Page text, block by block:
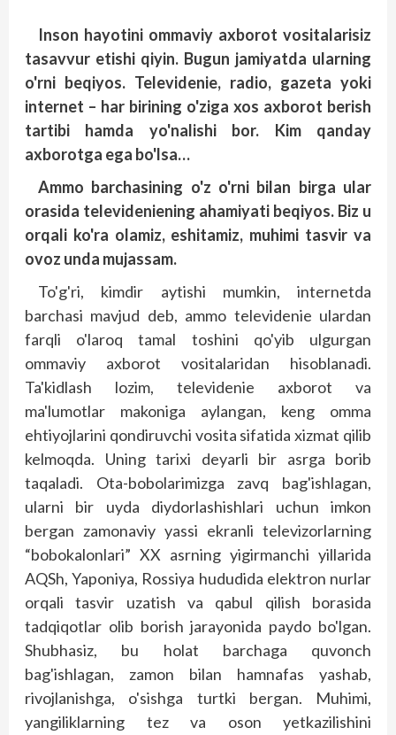
Inson hayotini ommaviy axborot vositalarisiz
tasavvur etishi qiyin. Bugun jamiyatda ularning
o'rni beqiyos. Televidenie, radio, gazeta yoki
internet – har birining o'ziga xos axborot berish
tartibi hamda yo'nalishi bor. Kim qanday
axborotga ega bo'lsa…
Ammo barchasining o'z o'rni bilan birga ular
orasida televideniening ahamiyati beqiyos. Biz u
orqali ko'ra olamiz, eshitamiz, muhimi tas­vir va
ovoz unda mujassam.
To'g'ri, kimdir aytishi mumkin, internetda
barchasi mavjud deb, ammo televidenie ulardan
farqli o'laroq tamal toshini qo'yib ulgurgan
ommaviy axborot vositalaridan hisoblanadi.
Ta'kidlash lozim, televidenie axborot va
ma'lumotlar makoniga aylangan, keng omma
ehtiyojlarini qondiruvchi vosita sifatida xizmat qilib
kelmoqda. Uning tarixi deyarli bir asrga borib
taqaladi. Ota-bobolarimizga zavq bag'ishlagan,
ularni bir uyda diydorlashishlari uchun imkon
bergan zamonaviy yassi ekranli televizorlarning
“bobokalonlari” XX asrning yigirmanchi yillarida
AQSh, Yaponiya, Rossiya hududida elektron nurlar
orqali tasvir uzatish va qabul qilish borasida
tadqiqotlar olib borish jarayonida paydo bo'lgan.
Shubhasiz, bu holat barchaga quvonch
bag'ishlagan, zamon bilan hamnafas yashab,
rivojlanishga, o'sishga turtki bergan. Muhimi,
yangiliklarning tez va oson yetkazilishini